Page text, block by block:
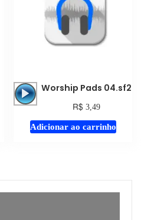
Tocador
áudio
Worship Pads 04.sf2
R$ 3,49
Adicionar ao carrinho